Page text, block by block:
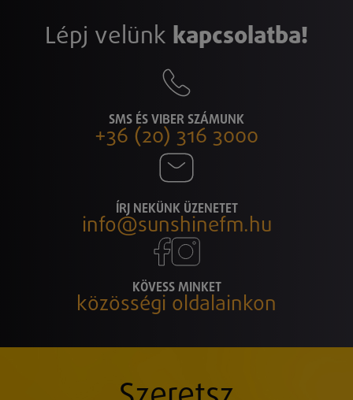
Lépj velünk kapcsolatba!
SMS ÉS VIBER SZÁMUNK
+36 (20) 316 3000
ÍRJ NEKÜNK ÜZENETET
info@sunshinefm.hu
KÖVESS MINKET
közösségi oldalainkon